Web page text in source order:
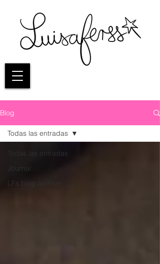
Blog
Todas las entradas
Journal
LFs blog archive
Todas las entradas